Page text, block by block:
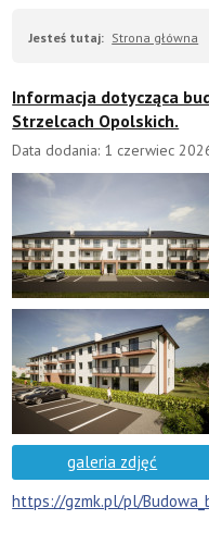
Jesteś tutaj: Strona główna
Informacja dotycząca
Strzelcach Opolskich.
Data dodania: 1 czerwiec
galeria zdjęć
https://gzmk.pl/pl/